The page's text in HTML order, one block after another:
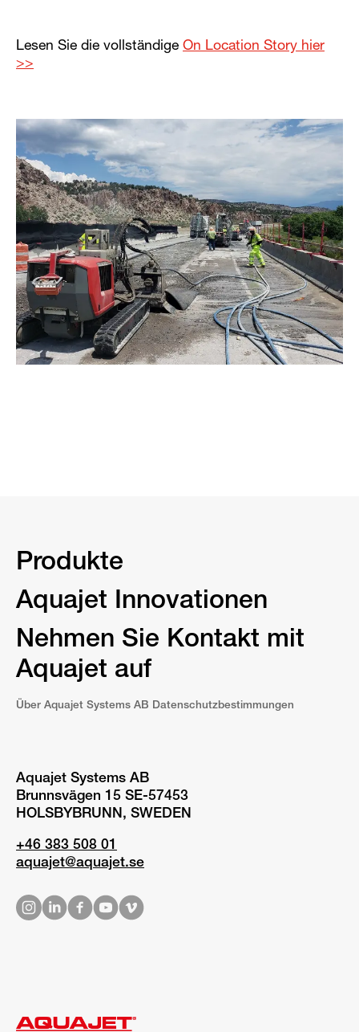
Lesen Sie die vollständige On Location Story hier
>>
Produkte
Aquajet Innovationen
Nehmen Sie Kontakt mit
Aquajet auf
Über Aquajet Systems AB Datenschutzbestimmungen
Aquajet Systems AB
Brunnsvägen 15 SE-57453
HOLSBYBRUNN, SWEDEN
+46 383 508 01
aquajet@aquajet.se